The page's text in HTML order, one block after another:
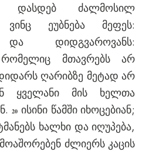
დასდებ ძალმოსილ
ვინც ეუბნება მეფეს:
და დიდგვაროვანს:
მთავრებს არ
ღარიბზე მეტად არ
ყველანი მის ხელთა
20 ისინი წამში იხოცებიან;
ხალხი და იღუპება,
ძლიერს კაცის